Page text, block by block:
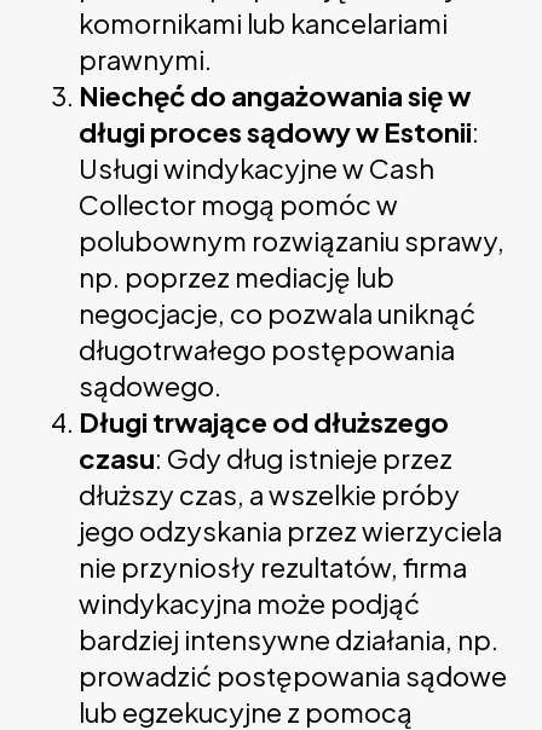
komornikami lub kancelariami
prawnymi.
Niechęć do angażowania się w
długi proces sądowy w Estonii:
Usługi windykacyjne w Cash
Collector mogą pomóc w
polubownym rozwiązaniu sprawy,
np. poprzez mediację lub
negocjacje, co pozwala uniknąć
długotrwałego postępowania
sądowego.
Długi trwające od dłuższego
czasu: Gdy dług istnieje przez
dłuższy czas, a wszelkie próby
jego odzyskania przez wierzyciela
nie przyniosły rezultatów, firma
windykacyjna może podjąć
bardziej intensywne działania, np.
prowadzić postępowania sądowe
lub egzekucyjne z pomocą